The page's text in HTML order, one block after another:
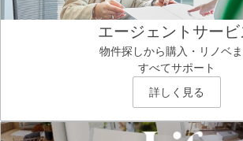
エージェントサービ
物件探しから購入・リノベ
すべてサポート
詳しく見る